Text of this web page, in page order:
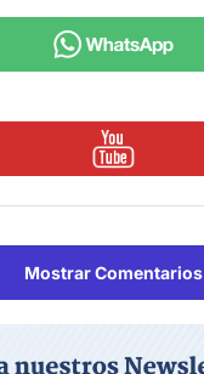
Mostrar Comentarios